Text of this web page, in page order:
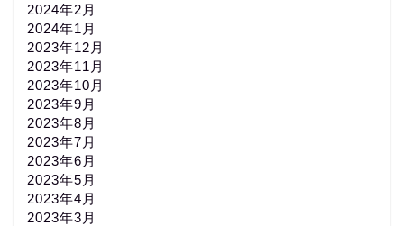
2024年2月
2024年1月
2023年12月
2023年11月
2023年10月
2023年9月
2023年8月
2023年7月
2023年6月
2023年5月
2023年4月
2023年3月